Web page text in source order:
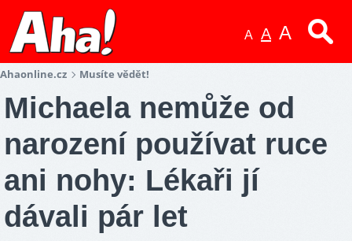
A A A
Ahaonline.cz Musíte vědět!
Michaela nemůže od
narození používat ruce
ani nohy: Lékaři jí
dávali pár let